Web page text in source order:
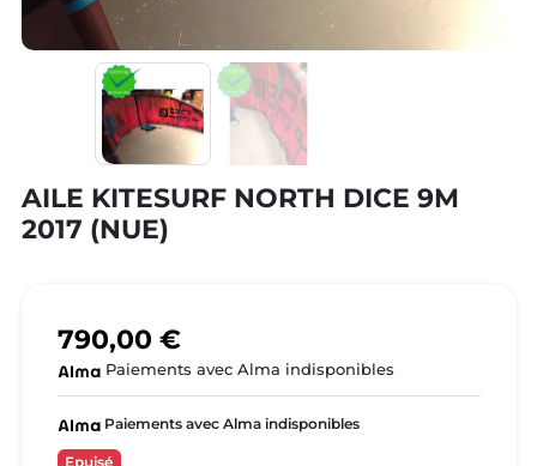
AILE KITESURF NORTH DICE 9M
2017 (NUE)
790,00 €
Paiements avec Alma indisponibles
Paiements avec Alma indisponibles
Epuisé